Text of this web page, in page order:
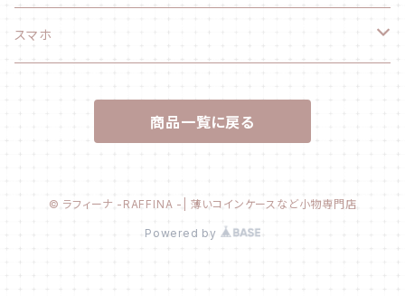
長財布
ファッション小物
スマホ
商品一覧に戻る
© ラフィーナ -RAFFINA -| 薄いコインケースなど小物専門店
Powered by